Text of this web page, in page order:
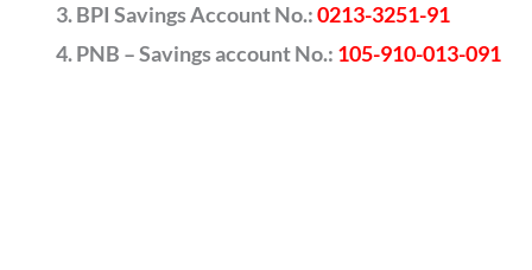
BPI Savings Account No.:0213-3251-91
PNB – Savings account No.: 105-910-013-091